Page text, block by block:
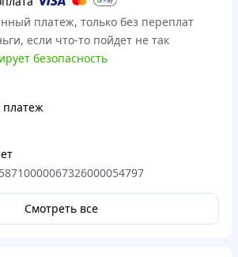
платеж, только без переплат
если что-то пойдет не так
безопасность
Смотреть все